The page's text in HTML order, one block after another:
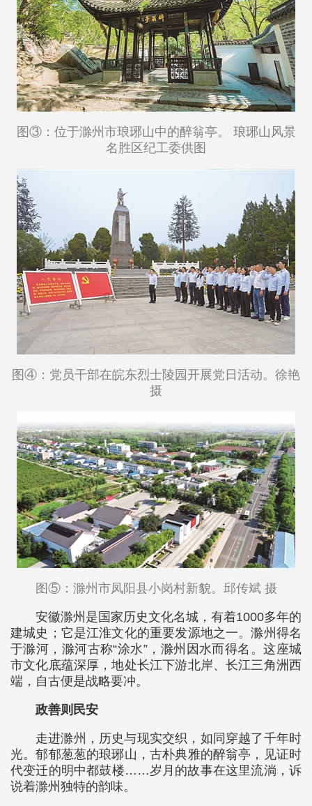
图③：位于滁州市琅琊山中的醉翁亭。 琅琊山风景
名胜区纪工委供图
图④：党员干部在皖东烈士陵园开展党日活动。徐艳
摄
图⑤：滁州市凤阳县小岗村新貌。邱传斌 摄
安徽滁州是国家历史文化名城，有着1000多年的
建城史；它是江淮文化的重要发源地之一。滁州得名
于滁河，滁河古称“涂水”，滁州因水而得名。这座城
市文化底蕴深厚，地处长江下游北岸、长江三角洲西
端，自古便是战略要冲。
政善则民安
走进滁州，历史与现实交织，如同穿越了千年时
光。郁郁葱葱的琅琊山，古朴典雅的醉翁亭，见证时
代变迁的明中都鼓楼……岁月的故事在这里流淌，诉
说着滁州独特的韵味。